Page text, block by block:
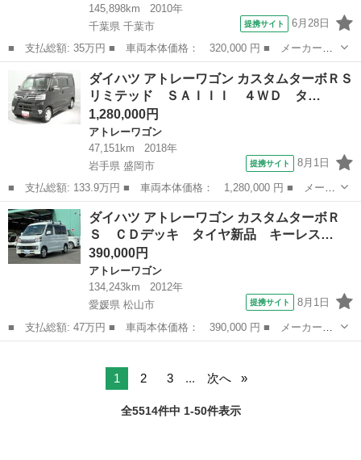
145,898km
2010年
千葉県 千葉市
提携サイト 6月28日
■ 支払総額: 35万円 ■ 車両本体価格： 320,000 円 ■ メーカー
名： ダイハツ ■ 車種名： アトレーワゴン ■ グレード名： カ
スタムターボＲＳリミテッド 左側電動スライドドア・両側スライド
ドア・キーレス・...
千葉市 アトレーワゴン
ダイハツ アトレーワゴン カスタムターボＲＳ
リミテッド ＳＡＩＩＩ ４ＷＤ タ…
1,280,000円
アトレーワゴン
47,151km
2018年
岩手県 盛岡市
提携サイト 8月1日
■ 支払総額: 133.9万円 ■ 車両本体価格： 1,280,000 円 ■ メーカ
ー名： ダイハツ ■ 車種名： アトレーワゴン ■ グレード名：
カスタムターボＲＳリミテッド ＳＡＩＩＩ ４ＷＤ ターボ ＬＥ
Ｄヘッド...
岩手 盛岡市 アトレーワゴン
ダイハツ アトレーワゴン カスタムターボＲ
Ｓ ＣＤデッキ タイヤ新品 キーレス…
390,000円
アトレーワゴン
134,243km
2012年
愛媛県 松山市
提携サイト 8月1日
■ 支払総額: 47万円 ■ 車両本体価格： 390,000 円 ■ メーカー
名： ダイハツ ■ 車種名： アトレーワゴン ■ グレード名： カ
1 2 3 ... 次へ
全5514件中 1-50件表示